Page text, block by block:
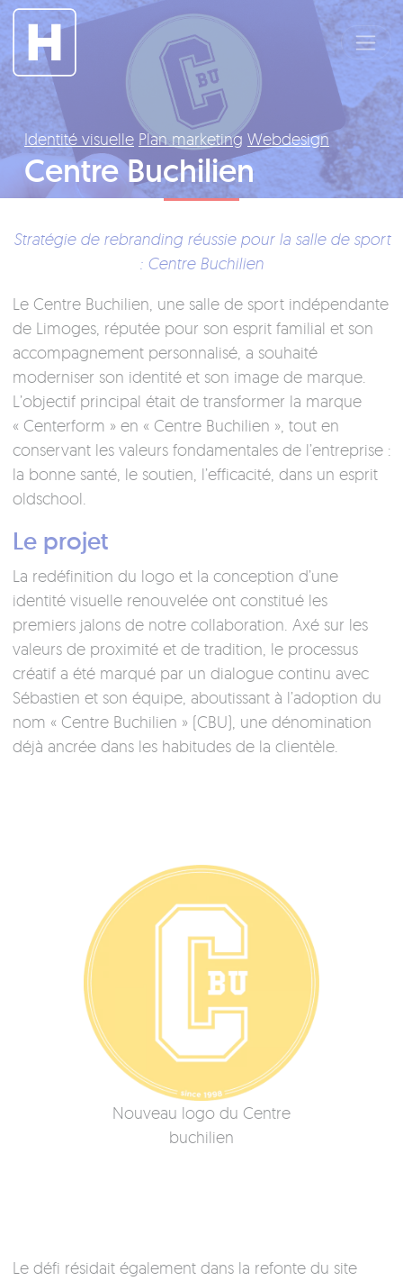
Identité visuelle Plan marketing Webdesign
Centre Buchilien
Stratégie de rebranding réussie pour la salle de sport
: Centre Buchilien
Le Centre Buchilien, une salle de sport indépendante
de Limoges, réputée pour son esprit familial et son
accompagnement personnalisé, a souhaité
moderniser son identité et son image de marque.
L’objectif principal était de transformer la marque
« Centerform » en « Centre Buchilien », tout en
conservant les valeurs fondamentales de l’entreprise :
la bonne santé, le soutien, l’efficacité, dans un esprit
oldschool.
Le projet
La redéfinition du logo et la conception d’une
identité visuelle renouvelée ont constitué les
premiers jalons de notre collaboration. Axé sur les
valeurs de proximité et de tradition, le processus
créatif a été marqué par un dialogue continu avec
Sébastien et son équipe, aboutissant à l’adoption du
nom « Centre Buchilien » (CBU), une dénomination
déjà ancrée dans les habitudes de la clientèle.
Nouveau logo du Centre
buchilien
Le défi résidait également dans la refonte du site
Panneau de gestion des cookies